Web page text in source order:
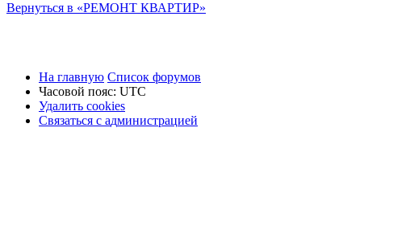
Вернуться в «РЕМОНТ КВАРТИР»
На главную Список форумов
Часовой пояс: UTC
Удалить cookies
Связаться
Связаться с администрацией